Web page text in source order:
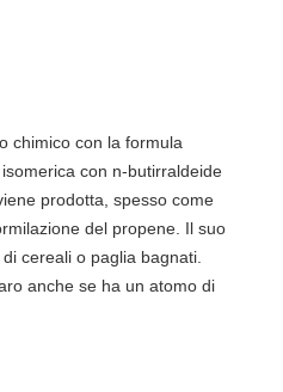
chimico con la formula
con n-butirraldeide
prodotta, spesso come
del propene. Il suo
cereali o paglia bagnati.
anche se ha un atomo di